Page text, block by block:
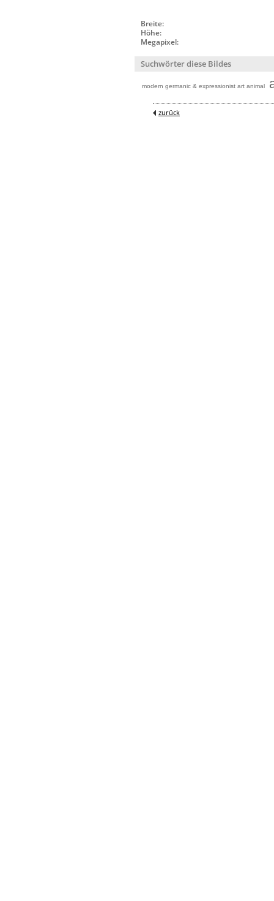
Breite:
Höhe:
Megapixel:
Suchwörter diese Bildes
modern germanic & expressionist art animal
zurück